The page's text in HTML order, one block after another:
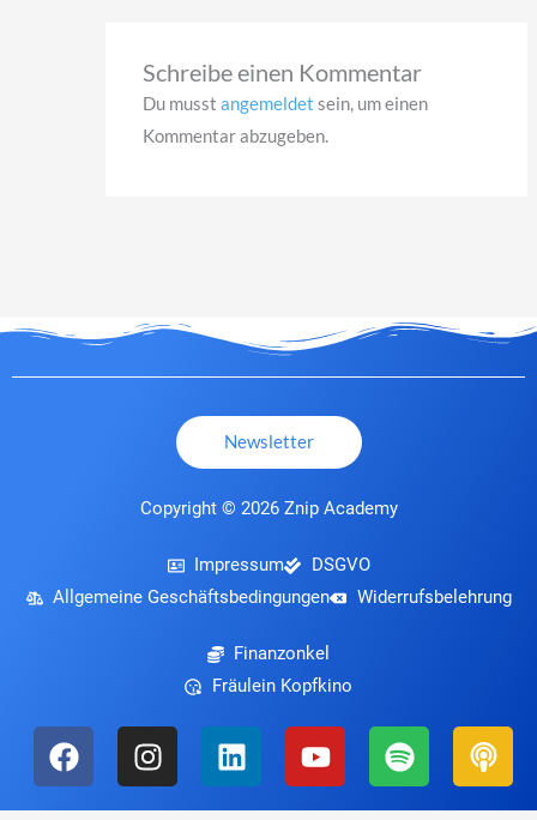
Schreibe einen Kommentar
Du musstangemeldet sein, um einen
Kommentar abzugeben.
Newsletter
Copyright © 2026 Znip Academy
Impressum
DSGVO
Allgemeine Geschäftsbedingungen
Widerrufsbelehrung
Finanzonkel
Fräulein Kopfkino
F
a
I
n
L
i
Y
o
S
p
P
o